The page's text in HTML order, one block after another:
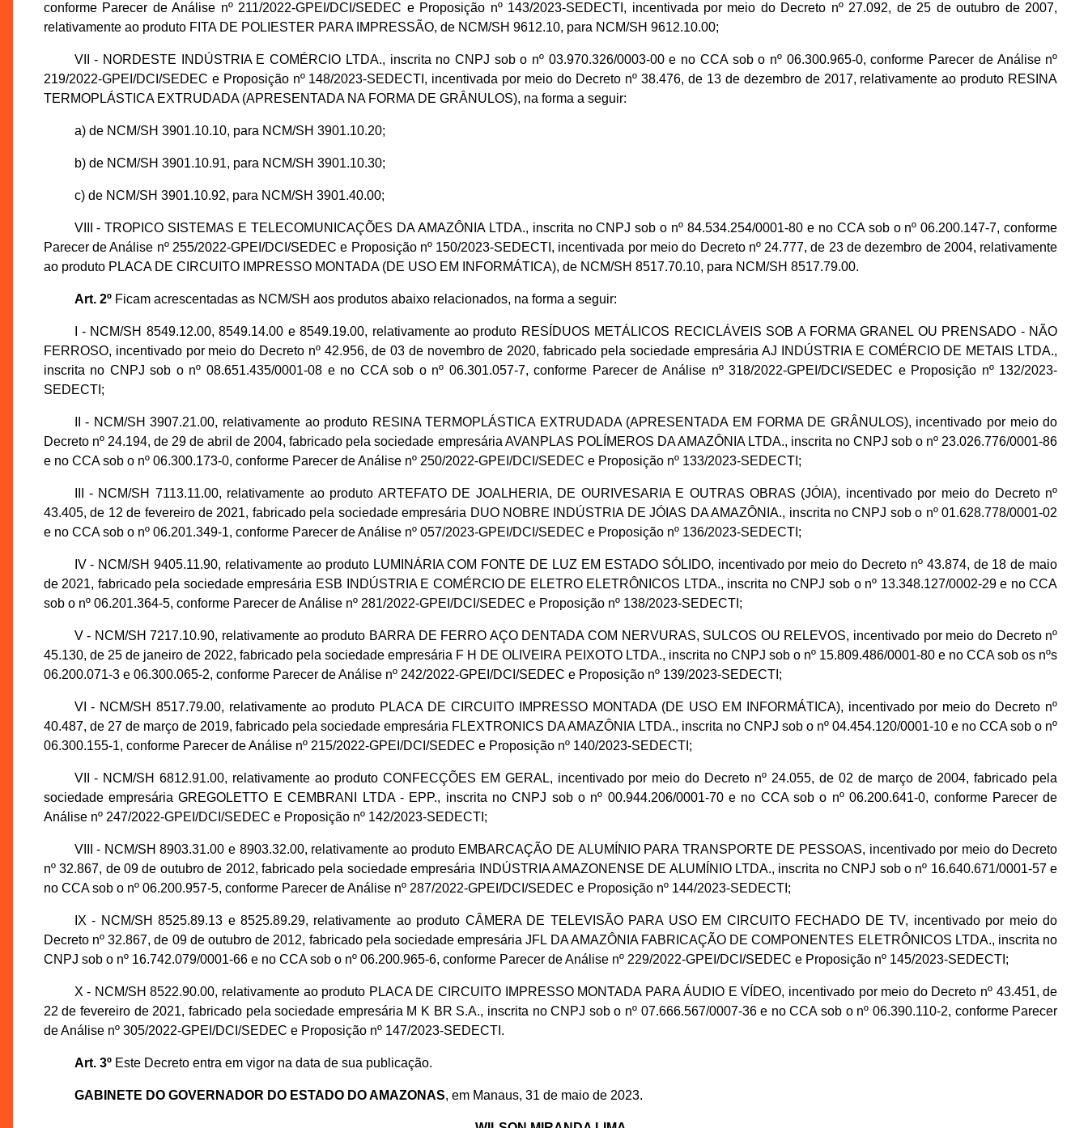
conforme Parecer de Análise nº 211/2022-GPEI/DCI/SEDEC e Proposição nº 143/2023-SEDECTI, incentivada por meio do Decreto nº 27.092, de 25 de outubro de 2007,
relativamente ao produto FITA DE POLIESTER PARA IMPRESSÃO, de NCM/SH 9612.10, para NCM/SH 9612.10.00;
VII - NORDESTE INDÚSTRIA E COMÉRCIO LTDA., inscrita no CNPJ sob o nº 03.970.326/0003-00 e no CCA sob o nº 06.300.965-0, conforme Parecer de Análise nº
219/2022-GPEI/DCI/SEDEC e Proposição nº 148/2023-SEDECTI, incentivada por meio do Decreto nº 38.476, de 13 de dezembro de 2017, relativamente ao produto RESINA
TERMOPLÁSTICA EXTRUDADA (APRESENTADA NA FORMA DE GRÂNULOS), na forma a seguir:
a) de NCM/SH 3901.10.10, para NCM/SH 3901.10.20;
b) de NCM/SH 3901.10.91, para NCM/SH 3901.10.30;
c) de NCM/SH 3901.10.92, para NCM/SH 3901.40.00;
VIII - TROPICO SISTEMAS E TELECOMUNICAÇÕES DA AMAZÔNIA LTDA., inscrita no CNPJ sob o nº 84.534.254/0001-80 e no CCA sob o nº 06.200.147-7, conforme
Parecer de Análise nº 255/2022-GPEI/DCI/SEDEC e Proposição nº 150/2023-SEDECTI, incentivada por meio do Decreto nº 24.777, de 23 de dezembro de 2004, relativamente
ao produto PLACA DE CIRCUITO IMPRESSO MONTADA (DE USO EM INFORMÁTICA), de NCM/SH 8517.70.10, para NCM/SH 8517.79.00.
Art. 2ºFicam acrescentadas as NCM/SH aos produtos abaixo relacionados, na forma a seguir:
I - NCM/SH 8549.12.00, 8549.14.00 e 8549.19.00, relativamente ao produto RESÍDUOS METÁLICOS RECICLÁVEIS SOB A FORMA GRANEL OU PRENSADO - NÃO
FERROSO, incentivado por meio do Decreto nº 42.956, de 03 de novembro de 2020, fabricado pela sociedade empresária AJ INDÚSTRIA E COMÉRCIO DE METAIS LTDA.,
inscrita no CNPJ sob o nº 08.651.435/0001-08 e no CCA sob o nº 06.301.057-7, conforme Parecer de Análise nº 318/2022-GPEI/DCI/SEDEC e Proposição nº 132/2023-
SEDECTI;
II - NCM/SH 3907.21.00, relativamente ao produto RESINA TERMOPLÁSTICA EXTRUDADA (APRESENTADA EM FORMA DE GRÂNULOS), incentivado por meio do
Decreto nº 24.194, de 29 de abril de 2004, fabricado pela sociedade empresária AVANPLAS POLÍMEROS DA AMAZÔNIA LTDA., inscrita no CNPJ sob o nº 23.026.776/0001-86
e no CCA sob o nº 06.300.173-0, conforme Parecer de Análise nº 250/2022-GPEI/DCI/SEDEC e Proposição nº 133/2023-SEDECTI;
III - NCM/SH 7113.11.00, relativamente ao produto ARTEFATO DE JOALHERIA, DE OURIVESARIA E OUTRAS OBRAS (JÓIA), incentivado por meio do Decreto nº
43.405, de 12 de fevereiro de 2021, fabricado pela sociedade empresária DUO NOBRE INDÚSTRIA DE JÓIAS DA AMAZÔNIA., inscrita no CNPJ sob o nº 01.628.778/0001-02
e no CCA sob o nº 06.201.349-1, conforme Parecer de Análise nº 057/2023-GPEI/DCI/SEDEC e Proposição nº 136/2023-SEDECTI;
IV - NCM/SH 9405.11.90, relativamente ao produto LUMINÁRIA COM FONTE DE LUZ EM ESTADO SÓLIDO, incentivado por meio do Decreto nº 43.874, de 18 de maio
de 2021, fabricado pela sociedade empresária ESB INDÚSTRIA E COMÉRCIO DE ELETRO ELETRÔNICOS LTDA., inscrita no CNPJ sob o nº 13.348.127/0002-29 e no CCA
sob o nº 06.201.364-5, conforme Parecer de Análise nº 281/2022-GPEI/DCI/SEDEC e Proposição nº 138/2023-SEDECTI;
V - NCM/SH 7217.10.90, relativamente ao produto BARRA DE FERRO AÇO DENTADA COM NERVURAS, SULCOS OU RELEVOS, incentivado por meio do Decreto nº
45.130, de 25 de janeiro de 2022, fabricado pela sociedade empresária F H DE OLIVEIRA PEIXOTO LTDA., inscrita no CNPJ sob o nº 15.809.486/0001-80 e no CCA sob os nºs
06.200.071-3 e 06.300.065-2, conforme Parecer de Análise nº 242/2022-GPEI/DCI/SEDEC e Proposição nº 139/2023-SEDECTI;
VI - NCM/SH 8517.79.00, relativamente ao produto PLACA DE CIRCUITO IMPRESSO MONTADA (DE USO EM INFORMÁTICA), incentivado por meio do Decreto nº
40.487, de 27 de março de 2019, fabricado pela sociedade empresária FLEXTRONICS DA AMAZÔNIA LTDA., inscrita no CNPJ sob o nº 04.454.120/0001-10 e no CCA sob o nº
06.300.155-1, conforme Parecer de Análise nº 215/2022-GPEI/DCI/SEDEC e Proposição nº 140/2023-SEDECTI;
VII - NCM/SH 6812.91.00, relativamente ao produto CONFECÇÕES EM GERAL, incentivado por meio do Decreto nº 24.055, de 02 de março de 2004, fabricado pela
sociedade empresária GREGOLETTO E CEMBRANI LTDA - EPP., inscrita no CNPJ sob o nº 00.944.206/0001-70 e no CCA sob o nº 06.200.641-0, conforme Parecer de
Análise nº 247/2022-GPEI/DCI/SEDEC e Proposição nº 142/2023-SEDECTI;
VIII - NCM/SH 8903.31.00 e 8903.32.00, relativamente ao produto EMBARCAÇÃO DE ALUMÍNIO PARA TRANSPORTE DE PESSOAS, incentivado por meio do Decreto
nº 32.867, de 09 de outubro de 2012, fabricado pela sociedade empresária INDÚSTRIA AMAZONENSE DE ALUMÍNIO LTDA., inscrita no CNPJ sob o nº 16.640.671/0001-57 e
no CCA sob o nº 06.200.957-5, conforme Parecer de Análise nº 287/2022-GPEI/DCI/SEDEC e Proposição nº 144/2023-SEDECTI;
IX - NCM/SH 8525.89.13 e 8525.89.29, relativamente ao produto CÂMERA DE TELEVISÃO PARA USO EM CIRCUITO FECHADO DE TV, incentivado por meio do
Decreto nº 32.867, de 09 de outubro de 2012, fabricado pela sociedade empresária JFL DA AMAZÔNIA FABRICAÇÃO DE COMPONENTES ELETRÔNICOS LTDA., inscrita no
CNPJ sob o nº 16.742.079/0001-66 e no CCA sob o nº 06.200.965-6, conforme Parecer de Análise nº 229/2022-GPEI/DCI/SEDEC e Proposição nº 145/2023-SEDECTI;
X - NCM/SH 8522.90.00, relativamente ao produto PLACA DE CIRCUITO IMPRESSO MONTADA PARA ÁUDIO E VÍDEO, incentivado por meio do Decreto nº 43.451, de
22 de fevereiro de 2021, fabricado pela sociedade empresária M K BR S.A., inscrita no CNPJ sob o nº 07.666.567/0007-36 e no CCA sob o nº 06.390.110-2, conforme Parecer
de Análise nº 305/2022-GPEI/DCI/SEDEC e Proposição nº 147/2023-SEDECTI.
Art. 3ºEste Decreto entra em vigor na data de sua publicação.
GABINETE DO GOVERNADOR DO ESTADO DO AMAZONAS, em Manaus, 31 de maio de 2023.